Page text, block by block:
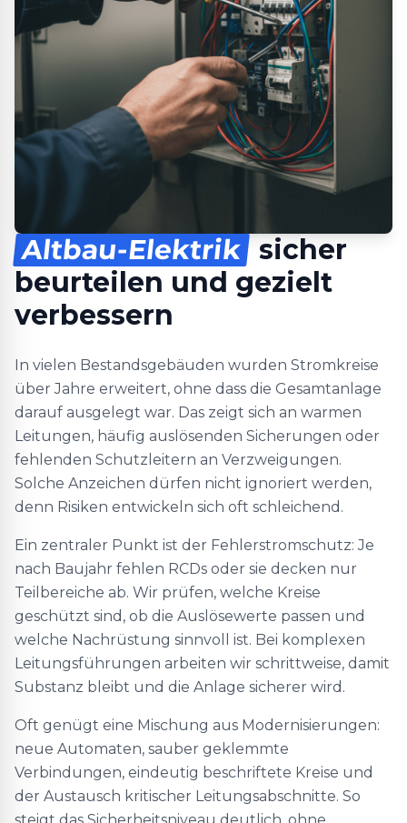
Altbau-Elektrik sicher
beurteilen und gezielt
verbessern
In vielen Bestandsgebäuden wurden Stromkreise
über Jahre erweitert, ohne dass die Gesamtanlage
darauf ausgelegt war. Das zeigt sich an warmen
Leitungen, häufig auslösenden Sicherungen oder
fehlenden Schutzleitern an Verzweigungen.
Solche Anzeichen dürfen nicht ignoriert werden,
denn Risiken entwickeln sich oft schleichend.
Ein zentraler Punkt ist der Fehlerstromschutz: Je
nach Baujahr fehlen RCDs oder sie decken nur
Teilbereiche ab. Wir prüfen, welche Kreise
geschützt sind, ob die Auslösewerte passen und
welche Nachrüstung sinnvoll ist. Bei komplexen
Leitungsführungen arbeiten wir schrittweise, damit
Substanz bleibt und die Anlage sicherer wird.
Oft genügt eine Mischung aus Modernisierungen:
neue Automaten, sauber geklemmte
Verbindungen, eindeutig beschriftete Kreise und
der Austausch kritischer Leitungsabschnitte. So